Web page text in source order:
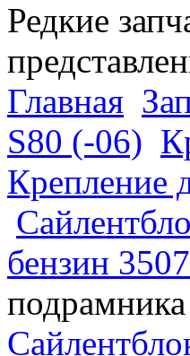
Редкие
Главная
S80 (-06)
Крепление
бензин
подрамника